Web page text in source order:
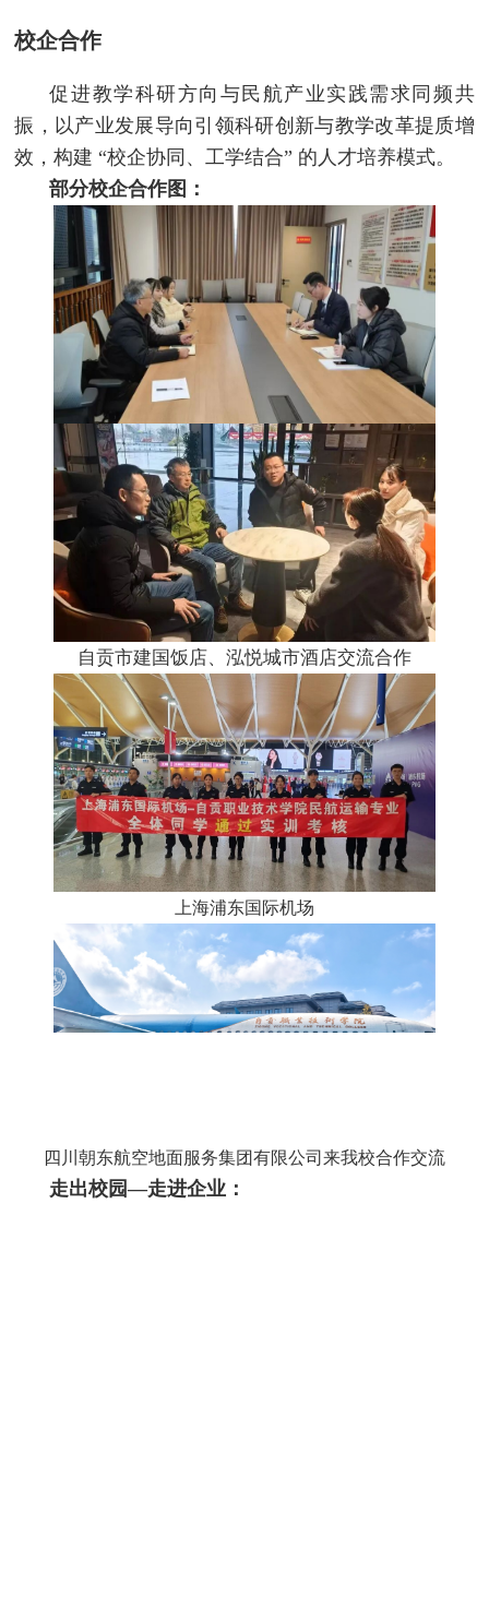
校企合作
促进教学科研方向与民航产业实践需求同频共
振，以产业发展导向引领科研创新与教学改革提质增
效，构建 “校企协同、工学结合” 的人才培养模式。
部分校企合作图：
自贡市建国饭店、泓悦城市酒店交流合作
上海浦东国际机场
四川朝东航空地面服务集团有限公司来我校合作交流
走出校园—走进企业：